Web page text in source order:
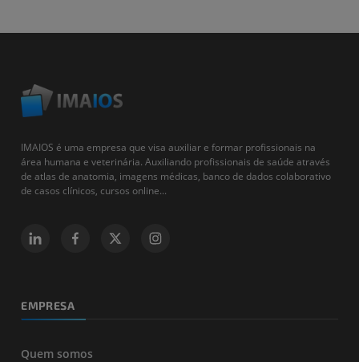
IMAIOS é uma empresa que visa auxiliar e formar profissionais na
área humana e veterinária. Auxiliando profissionais de saúde através
de atlas de anatomia, imagens médicas, banco de dados colaborativo
de casos clínicos, cursos online...
EMPRESA
Quem somos